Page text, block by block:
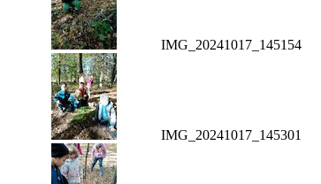
IMG_20241017_145154
IMG_20241017_145301